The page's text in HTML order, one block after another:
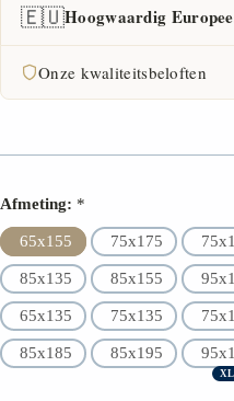
🇪🇺Hoogwaardig
Onze kwaliteitsbeloften
2 jaar garantie
Hoogste materiaalkwaliteit
Afmeting: *
65x155 75x175
85x135 85x155
65x135 75x135
85x185 85x195
XL